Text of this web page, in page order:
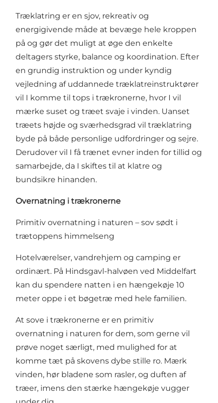
Træklatring er en sjov, rekreativ og
energigivende måde at bevæge hele kroppen
på og gør det muligt at øge den enkelte
deltagers styrke, balance og koordination. Efter
en grundig instruktion og under kyndig
vejledning af uddannede træklatreinstruktører
vil I komme til tops i trækronerne, hvor I vil
mærke suset og træet svaje i vinden. Uanset
træets højde og sværhedsgrad vil træklatring
byde på både personlige udfordringer og sejre.
Derudover vil I få trænet evner inden for tillid og
samarbejde, da I skiftes til at klatre og
bundsikre hinanden.
Overnatning i trækronerne
Primitiv overnatning i naturen – sov sødt i
trætoppens himmelseng
Hotelværelser, vandrehjem og camping er
ordinært. På Hindsgavl-halvøen ved Middelfart
kan du spendere natten i en hængekøje 10
meter oppe i et bøgetræ med hele familien.
At sove i trækronerne er en primitiv
overnatning i naturen for dem, som gerne vil
prøve noget særligt, med mulighed for at
komme tæt på skovens dybe stille ro. Mærk
vinden, hør bladene som rasler, og duften af
træer, imens den stærke hængekøje vugger